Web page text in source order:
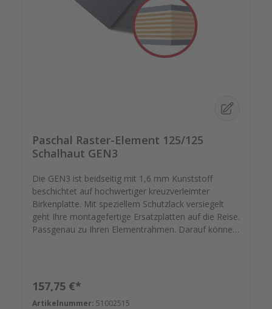
Paschal Raster-Element 125/125
Schalhaut GEN3
Die GEN3 ist beidseitig mit 1,6 mm Kunststoff
beschichtet auf hochwertiger kreuzverleimter
Birkenplatte. Mit speziellem Schutzlack versiegelt
geht Ihre montagefertige Ersatzplatten auf die Reise.
Passgenau zu Ihren Elementrahmen. Darauf können
Kunststoffeinsätzen bis zu Reparaturplättchen.
Regulärer Preis:
157,75 €*
Artikelnummer: 51002515